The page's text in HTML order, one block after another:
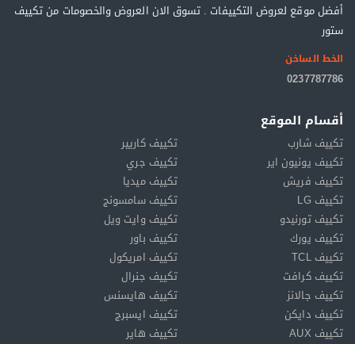
أفضل موقع لعروض التكييفات . تسوق الان العروض والخصومات من تكييف
ستور
الخط الساخن
0237787786
أقسام الموقع
تكييف شارب
تكييف كاريير
تكييف يونيون اير
تكييف جري
تكييف فريش
تكييف ميديا
تكييف LG
تكييف سامسونج
تكييف تورنيدو
تكييف وايت ويل
تكييف يورك
تكييف باور
تكييف TCL
تكييف امريكول
تكييف كرافت
تكييف جنرال
تكييف جالانز
تكييف هايسنس
تكييف دايكن
تكييف ايسبرج
تكييف AUX
تكييف هاير